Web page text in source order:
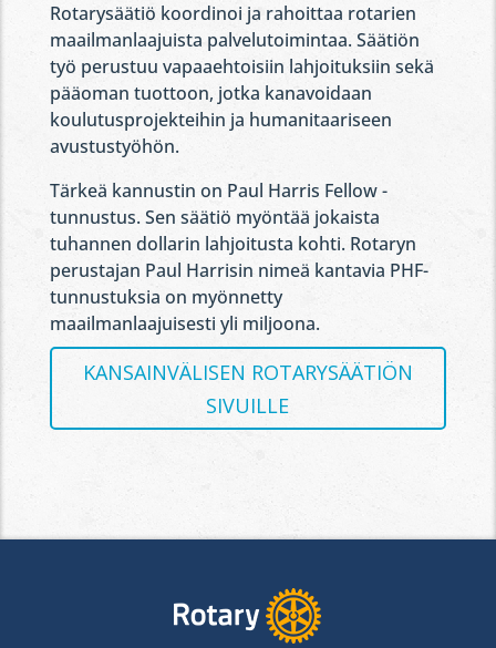
Rotarysäätiö koordinoi ja rahoittaa rotarien
maailmanlaajuista palvelutoimintaa. Säätiön
työ perustuu vapaaehtoisiin lahjoituksiin sekä
pääoman tuottoon, jotka kanavoidaan
koulutusprojekteihin ja humanitaariseen
avustustyöhön.
Tärkeä kannustin on Paul Harris Fellow -
tunnustus. Sen säätiö myöntää jokaista
tuhannen dollarin lahjoitusta kohti. Rotaryn
perustajan Paul Harrisin nimeä kantavia PHF-
tunnustuksia on myönnetty
maailmanlaajuisesti yli miljoona.
KANSAINVÄLISEN ROTARYSÄÄTIÖN
SIVUILLE